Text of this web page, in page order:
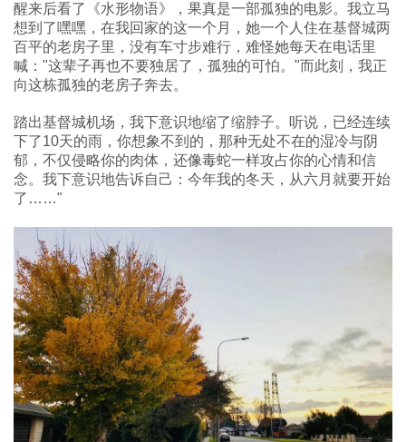
醒来后看了《水形物语》，果真是一部孤独的电影。我立马
想到了嘿嘿，在我回家的这一个月，她一个人住在基督城两
百平的老房子里，没有车寸步难行，难怪她每天在电话里
喊："这辈子再也不要独居了，孤独的可怕。"而此刻，我正
向这栋孤独的老房子奔去。
踏出基督城机场，我下意识地缩了缩脖子。听说，已经连续
下了10天的雨，你想象不到的，那种无处不在的湿冷与阴
郁，不仅侵略你的肉体，还像毒蛇一样攻占你的心情和信
念。我下意识地告诉自己：今年我的冬天，从六月就要开始
了……"